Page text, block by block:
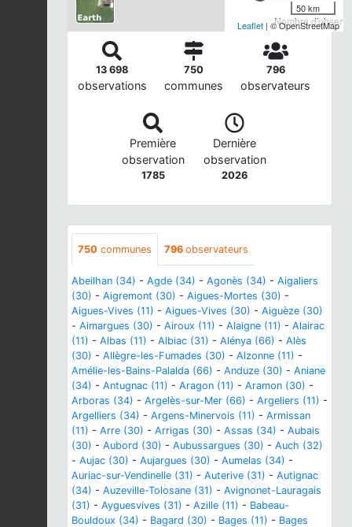
Nombre
50 km
Leaflet | © OpenStreetMap
13 698
observations
750
communes
796
observateurs
Première
observation
1785
Dernière
observation
2026
750 communes 796 observateurs
Abeilhan (34) - Agde (34) - Agonès (34) - Aigaliers
(30) - Aigremont (30) - Aigues-Mortes (30) -
Aigues-Vives (11) - Aigues-Vives (30) - Aiguèze (30)
- Aimargues (30) - Airoux (11) - Alaigne (11) - Alairac
(11) - Albas (11) - Albiac (31) - Alénya (66) - Alès
(30) - Allègre-les-Fumades (30) - Alzonne (11) -
Amélie-les-Bains-Palalda (66) - Anduze (30) - Aniane
(34) - Antugnac (11) - Aragon (11) - Aramon (30) -
Arboras (34) - Argelès-sur-Mer (66) - Argeliers (11) -
Argelliers (34) - Argens-Minervois (11) - Armissan
(11) - Arre (30) - Arrigas (30) - Assas (34) - Aubais
(30) - Aubord (30) - Aubussargues (30) - Auch (32)
- Aujac (30) - Aujargues (30) - Aumelas (34) -
Auriac-sur-Vendinelle (31) - Auterive (31) - Autignac
(34) - Auzeville-Tolosane (31) - Avignonet-Lauragais
(31) - Ayguesvives (31) - Azille (11) - Babeau-
Bouldoux (34) - Bagard (30) - Bages (11) - Bages